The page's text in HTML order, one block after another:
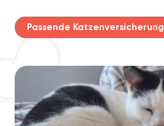
Passende Katzenversicherung